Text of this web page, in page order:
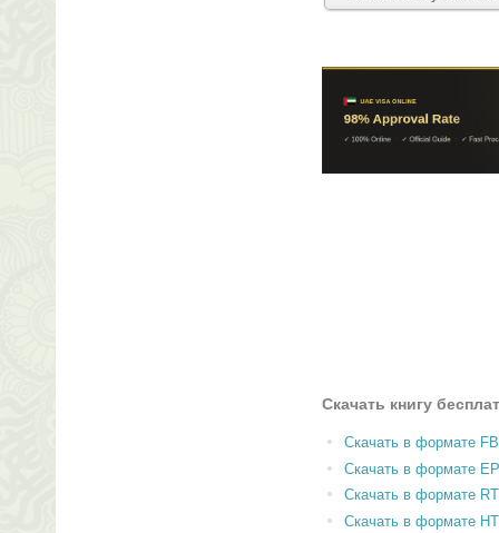
Скачать книгу
Скачать в формате
Скачать в формате
Скачать в формате
Скачать в формате